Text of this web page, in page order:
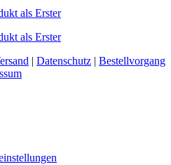
als Erster
als Erster
| Datenschutz | Bestellvorgang